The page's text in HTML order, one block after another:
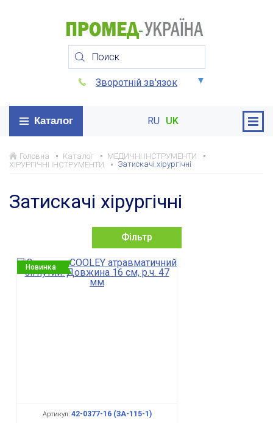
Зворотній зв'язок
Каталог RU UK
Головна Каталог
МЕДИЧНІ ІНСТРУМЕНТИ
ХІРУРГІЧНІ ІНСТРУМЕНТИ
Затискачі хірургічні
Затискачі хірургічні
Фільтр
Новинка
Артикул:42-0377-16 (ЗА-115-1)